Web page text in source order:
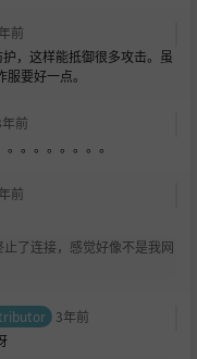
前
，这样能抵御很多攻击。虽
要好一点。
前
。。。。。。。
前
了连接，感觉好像不是我网
3年前